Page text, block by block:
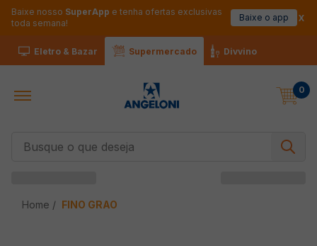
Baixe nosso SuperApp e tenha ofertas exclusivas
toda semana!
Baixe o app
Eletro & Bazar Supermercado Divvino
0
FINO GRAO